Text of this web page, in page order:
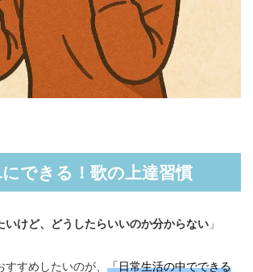
できる！歌の上達習慣
いけど、どうしたらいいのか分からない 」
すめしたいのが、 「日常生活の中でできる